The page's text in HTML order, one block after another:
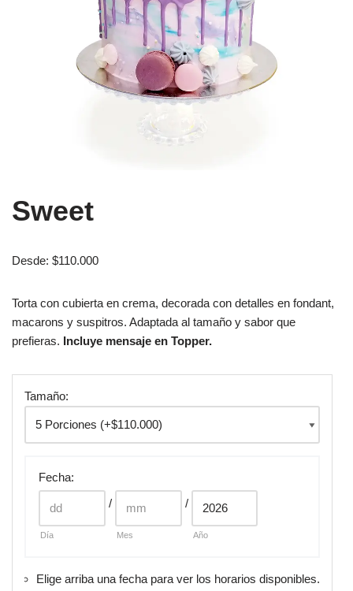
Sweet
Desde: $110.000
Torta con cubierta en crema, decorada con detalles en fondant,
macarons y suspitros. Adaptada al tamaño y sabor que
prefieras. Incluye mensaje en Topper.
Tamaño:
Fecha:
Día
/
Mes
/
Año
Elige arriba una fecha para ver los horarios disponibles.